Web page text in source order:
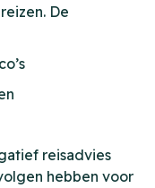
De
reisadvies
hebben voor